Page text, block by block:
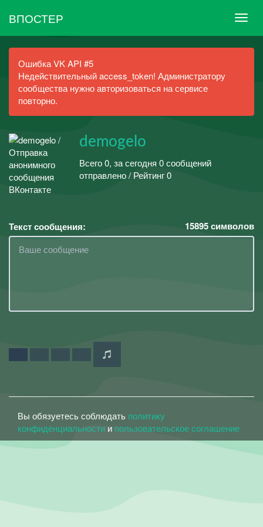
ВПОСТЕР
Ошибка VK API #5
Недействительный access_token! Администратору
сообщества нужно авторизоваться на сервисе
повторно.
demogelo
Всего 0, за сегодня 0 сообщений
отправлено / Рейтинг 0
Текст сообщения: 15895символов
Вы обязуетесь соблюдать политику
конфиденциальности и пользовательское соглашение